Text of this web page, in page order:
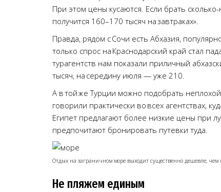
При этом цены кусаются. Если брать
получится 160–170 тысяч на завтраках».
Правда, рядом с Сочи есть Абхазия,
только спрос на Краснодарский край стал
турагентств нам показали приличный
тысяч, на середину июля — уже 210.
А в той же Турции можно подобрать
говорили практически во всех агентствах,
Египет предлагают более низкие цены при
предпочитают бронировать путевки туда.
Отдых на заграничном море выходит существенно дешевле,
Не пляжем единым